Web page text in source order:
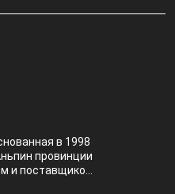
в 1998
провинции
и поставщиком,